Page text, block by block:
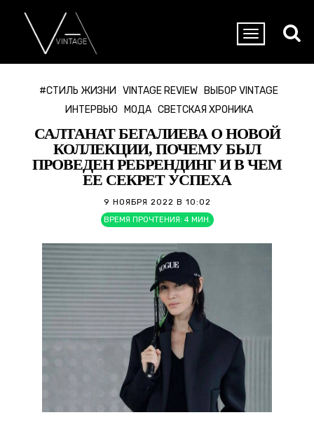
#СТИЛЬ ЖИЗНИ VINTAGE REVIEW
ВЫБОР VINTAGE
ИНТЕРВЬЮ
МОДА СВЕТСКАЯ ХРОНИКА
САЛТАНАТ БЕГАЛИЕВА О НОВОЙ
КОЛЛЕКЦИИ, ПОЧЕМУ БЫЛ
ПРОВЕДЕН РЕБРЕНДИНГ И В ЧЕМ
ЕЕ СЕКРЕТ УСПЕХА
9 НОЯБРЯ 2022 В 10:02
ВРЕМЯ ПРОЧТЕНИЯ: 4 МИН.